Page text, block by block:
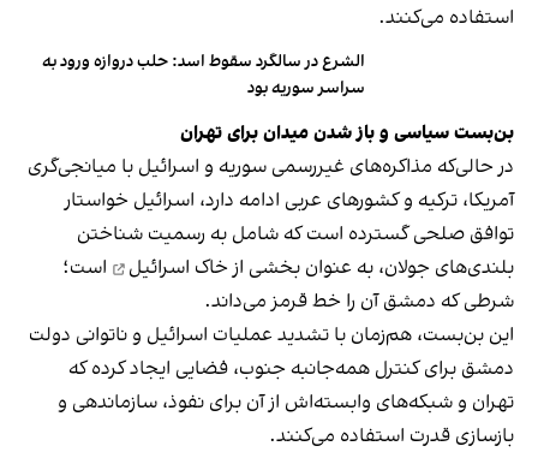
استفاده می‌کنند.
الشرع در سالگرد سقوط اسد: حلب دروازه ورود به
سراسر سوریه بود
بن‌بست سیاسی و باز شدن میدان برای تهران
در حالی‌که مذاکره‌های غیررسمی سوریه و اسرائیل با میانجی‌گری
آمریکا، ترکیه و کشورهای عربی ادامه دارد، اسرائیل خواستار
توافق صلحی گسترده است که شامل به رسمیت شناختن
بلندی‌های جولان، به عنوان بخشی از خاک اسرائیل
است؛
شرطی که دمشق آن را خط قرمز می‌داند.
این بن‌بست، هم‌زمان با تشدید عملیات اسرائیل و ناتوانی دولت
دمشق برای کنترل همه‌جانبه جنوب، فضایی ایجاد کرده که
تهران و شبکه‌های وابسته‌اش از آن برای نفوذ، سازماندهی و
بازسازی قدرت استفاده می‌کنند.